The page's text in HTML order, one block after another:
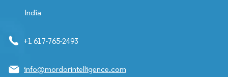
India
+1 617-765-2493
info@mordorintelligence.com